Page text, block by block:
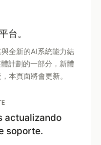
台。
全新的AI系統能力結
計劃的一部分，新體
本頁面將會更新。
actualizando
soporte.